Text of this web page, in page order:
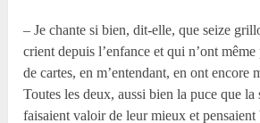
– Je chante si bien, dit-elle, que seize
crient depuis l’enfance et qui n’ont même
de cartes, en m’entendant, en ont encore
Toutes les deux, aussi bien la puce que la
faisaient valoir de leur mieux et